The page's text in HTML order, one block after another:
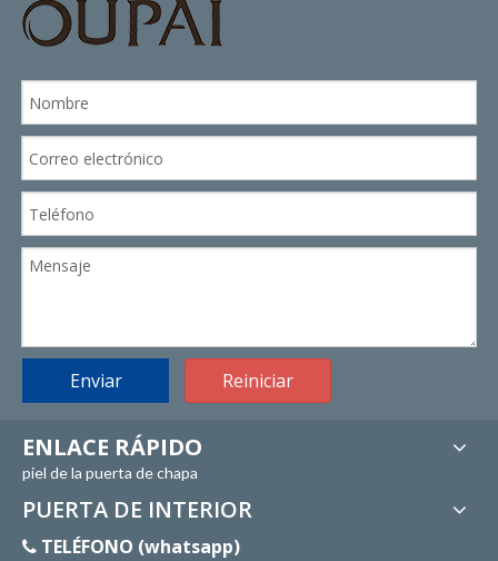
Enviar Reiniciar
ENLACE RÁPIDO
piel de la puerta de chapa
PUERTA DE INTERIOR
 TELÉFONO (whatsapp)